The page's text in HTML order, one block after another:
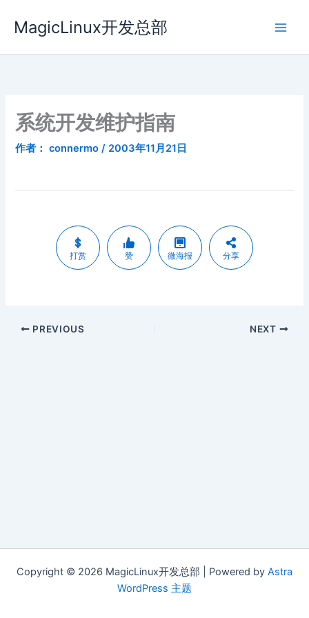
容
MagicLinux开发总部
系统开发维护指南
作者： connermo/ 2003年11月21日
打赏 赞 微海报 分享
PREVIOUS NEXT
Copyright © 2026 MagicLinux开发总部 | Powered by Astra
WordPress 主题